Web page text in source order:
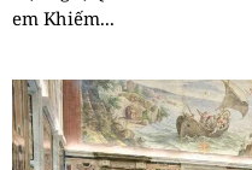
em Khiếm...